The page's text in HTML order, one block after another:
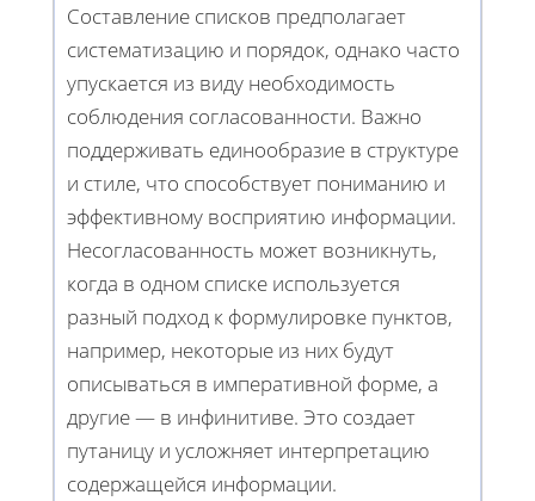
Составление списков предполагает
систематизацию и порядок, однако часто
упускается из виду необходимость
соблюдения согласованности. Важно
поддерживать единообразие в структуре
и стиле, что способствует пониманию и
эффективному восприятию информации.
Несогласованность может возникнуть,
когда в одном списке используется
разный подход к формулировке пунктов,
например, некоторые из них будут
описываться в императивной форме, а
другие — в инфинитиве. Это создает
путаницу и усложняет интерпретацию
содержащейся информации.